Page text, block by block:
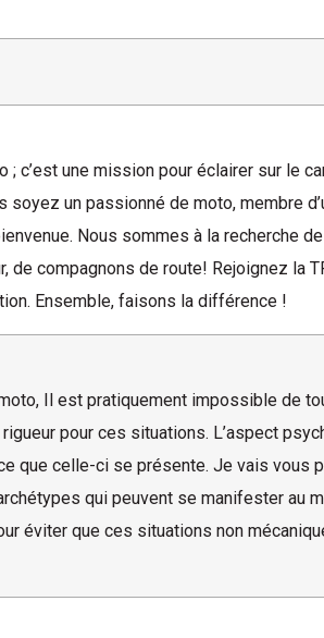
; c’est une mission pour éclairer sur le
soyez un passionné de moto, membre
Nous sommes à la recherche
compagnons de route! Rejoignez la
Ensemble, faisons la différence !
Il est pratiquement impossible de
pour ces situations. L’aspect
que celle-ci se présente. Je vais vous
qui peuvent se manifester au
éviter que ces situations non